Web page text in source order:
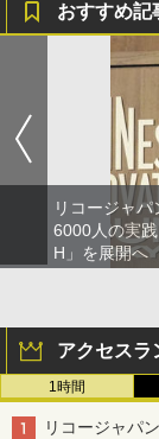
おすすめ記
リコージャ
6000人の実
H」を展開へ
アクセスラ
1時間
リコージャパ